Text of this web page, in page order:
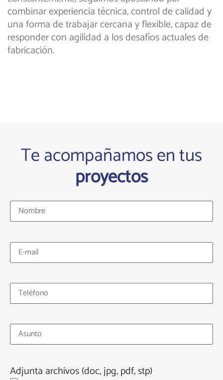
combinar experiencia técnica, control de calidad y
una forma de trabajar cercana y flexible, capaz de
responder con agilidad a los desafíos actuales de
fabricación.
Te acompañamos en tus
proyectos
Adjunta archivos (doc, jpg, pdf, stp)